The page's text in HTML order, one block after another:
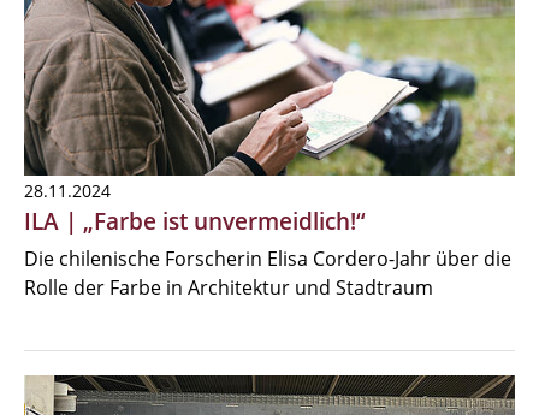
28.11.2024
ILA | „Farbe ist unvermeidlich!“
Die chilenische Forscherin Elisa Cordero-Jahr über die
Rolle der Farbe in Architektur und Stadtraum